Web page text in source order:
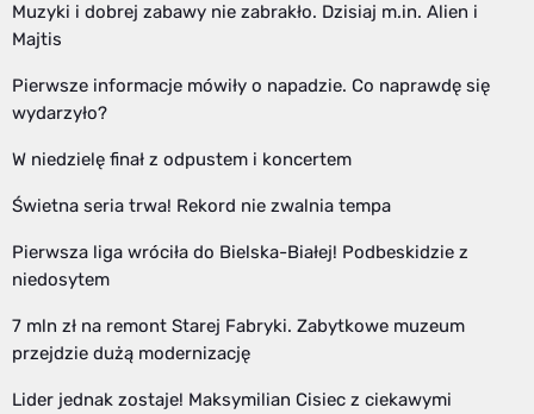
Muzyki i dobrej zabawy nie zabrakło. Dzisiaj m.in. Alien i
Majtis
Pierwsze informacje mówiły o napadzie. Co naprawdę się
wydarzyło?
W niedzielę finał z odpustem i koncertem
Świetna seria trwa! Rekord nie zwalnia tempa
Pierwsza liga wróciła do Bielska-Białej! Podbeskidzie z
niedosytem
7 mln zł na remont Starej Fabryki. Zabytkowe muzeum
przejdzie dużą modernizację
Lider jednak zostaje! Maksymilian Cisiec z ciekawymi